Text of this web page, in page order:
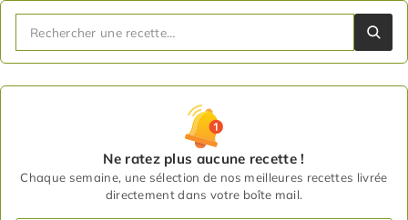
Ne ratez plus aucune recette !
Chaque semaine, une sélection de nos meilleures recettes livrée
directement dans votre boîte mail.